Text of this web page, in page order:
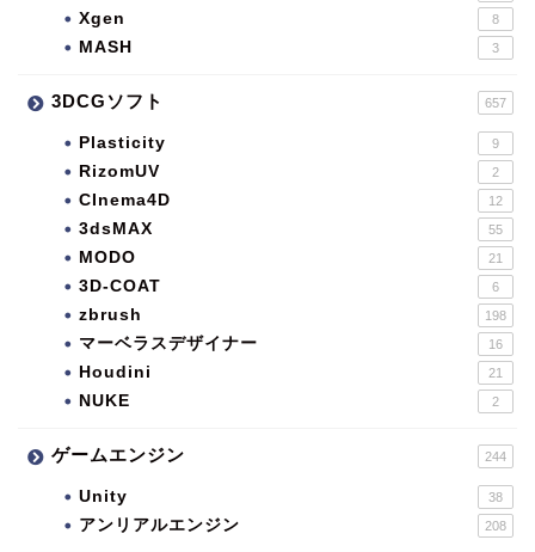
Xgen 8
MASH 3
3DCGソフト 657
Plasticity 9
RizomUV 2
CInema4D 12
3dsMAX 55
MODO 21
3D-COAT 6
zbrush 198
マーベラスデザイナー 16
Houdini 21
NUKE 2
ゲームエンジン 244
Unity 38
アンリアルエンジン 208